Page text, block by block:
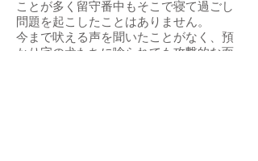
ことが多く留守番中もそこで寝て過ごし
問題を起こしたことはありません。
今まで吠える声を聞いたことがなく、預
かり宅の犬たちに唸られても攻撃的な面